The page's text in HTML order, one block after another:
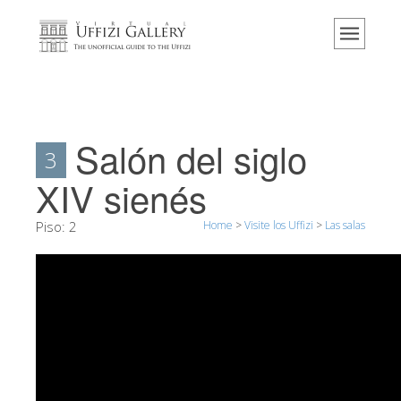
Home
Eventos y exposiciones
Los comentarios de los visitantes
Visite los Uffizi
3 Salón del siglo
XIV sienés
Home >Visite los Uffizi > Las salas
Piso: 2